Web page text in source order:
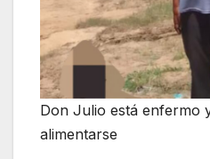
Don Julio está enfermo
alimentarse